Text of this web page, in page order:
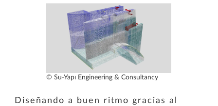
© Su-Yapı Engineering & Consultancy
Diseñando a buen ritmo gracias al